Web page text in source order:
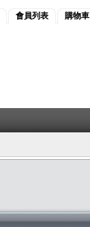
會員列表 購物車